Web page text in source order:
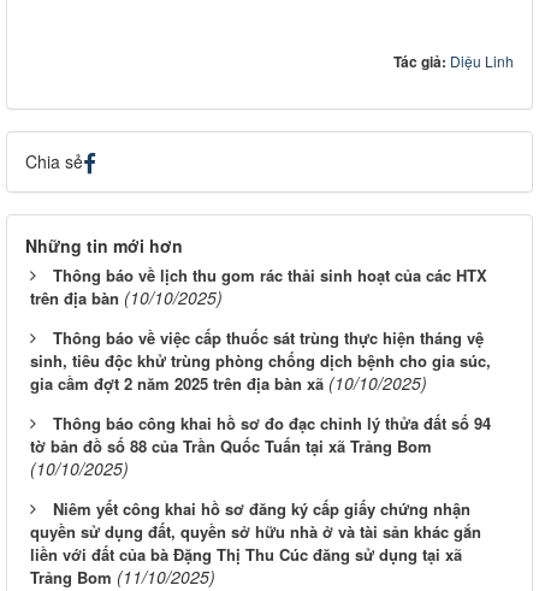
Tác giả: Diệu Linh
Chia sẻ
Những tin mới hơn
Thông báo về lịch thu gom rác thải sinh hoạt của các HTX
trên địa bàn (10/10/2025)
Thông báo về việc cấp thuốc sát trùng thực hiện tháng vệ
sinh, tiêu độc khử trùng phòng chống dịch bệnh cho gia súc,
gia cầm đợt 2 năm 2025 trên địa bàn xã (10/10/2025)
Thông báo công khai hồ sơ đo đạc chỉnh lý thửa đất số 94
tờ bản đồ số 88 của Trần Quốc Tuấn tại xã Trảng Bom
(10/10/2025)
Niêm yết công khai hồ sơ đăng ký cấp giấy chứng nhận
quyền sử dụng đất, quyền sở hữu nhà ở và tài sản khác gắn
liền với đất của bà Đặng Thị Thu Cúc đăng sử dụng tại xã
Trảng Bom (11/10/2025)